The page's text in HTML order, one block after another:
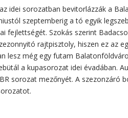
idei sorozatban bevitorlázzák a
szeptemberig a tó egyik
fejlettségét. Szokás szerint
rajtpisztoly, hiszen ez az
lesz még egy futam
a kupasorozat idei évadában.
sorozat mezőnyét. A szezonzáró